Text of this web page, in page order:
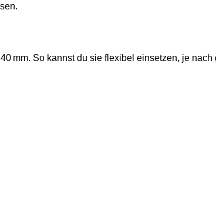
mm. So kannst du sie flexibel einsetzen, je